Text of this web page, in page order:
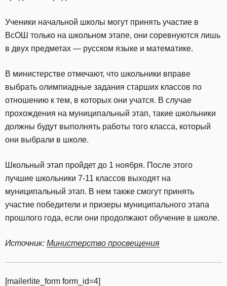
Ученики начальной школы могут принять участие в
ВсОШ только на школьном этапе, они соревнуются лишь
в двух предметах — русском языке и математике.
В министерстве отмечают, что школьники вправе
выбрать олимпиадные задания старших классов по
отношению к тем, в которых они учатся. В случае
прохождения на муниципальный этап, такие школьники
должны будут выполнять работы того класса, который
они выбрали в школе.
Школьный этап пройдет до 1 ноября. После этого
лучшие школьники 7-11 классов выходят на
муниципальный этап. В нем также смогут принять
участие победители и призеры муниципального этапа
прошлого года, если они продолжают обучение в школе.
Источник: Министерство просвещения
[mailerlite_form form_id=4]